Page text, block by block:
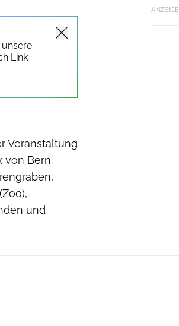
ANZEIGE
Link
Veranstaltung
von Bern.
und